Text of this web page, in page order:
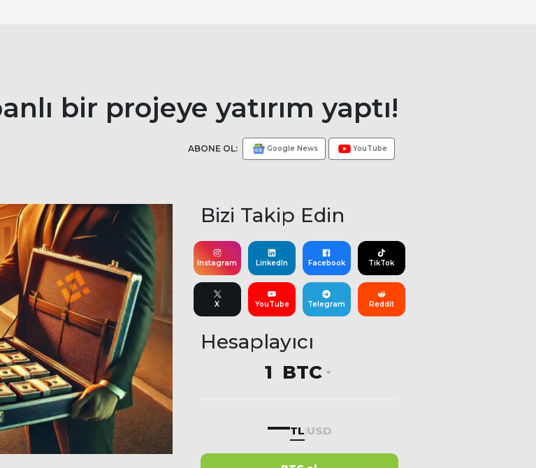
bir projeye yatırım yaptı!
ABONE OL: Google News YouTube
Bizi Takip Edin
Instagram LinkedIn Facebook TikTok
X YouTube Telegram Reddit
Hesaplayıcı
BTC
—TL|USD